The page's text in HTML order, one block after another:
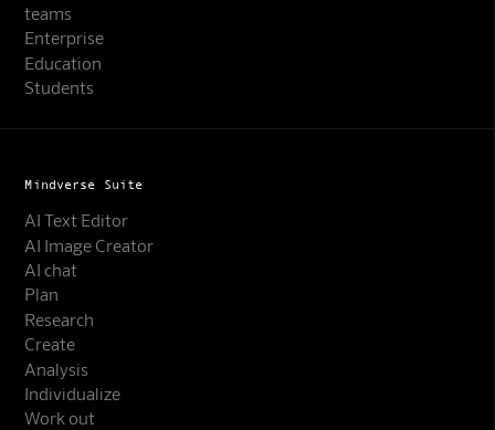
teams
Enterprise
Education
Students
Mindverse Suite
AI Text Editor
AI Image Creator
AI chat
Plan
Research
Create
Analysis
Individualize
Work out